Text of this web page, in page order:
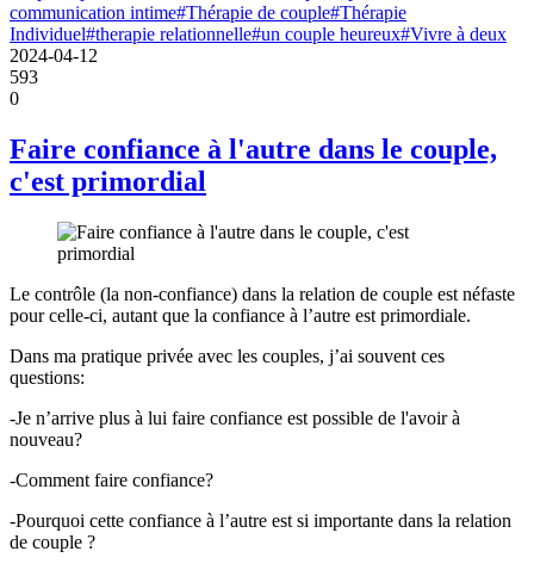
communication intime#Thérapie de couple#Thérapie
Individuel#therapie relationnelle#un couple heureux#Vivre à deux
2024-04-12
593
0
Faire confiance à l'autre dans le couple,
c'est primordial
Le contrôle (la non-confiance) dans la relation de couple est néfaste
pour celle-ci, autant que la confiance à l’autre est primordiale.
Dans ma pratique privée avec les couples, j’ai souvent ces
questions:
-Je n’arrive plus à lui faire confiance est possible de l'avoir à
nouveau?
-Comment faire confiance?
-Pourquoi cette confiance à l’autre est si importante dans la relation
de couple ?